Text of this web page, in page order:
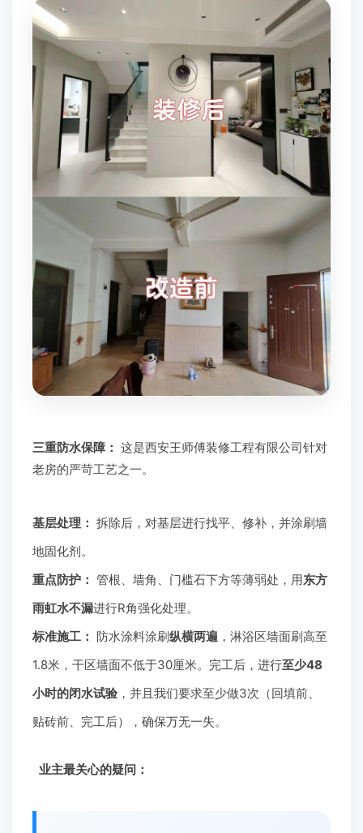
三重防水保障： 这是西安王师傅装修工程有限公司针对
老房的严苛工艺之一。
基层处理： 拆除后，对基层进行找平、修补，并涂刷墙
地固化剂。
重点防护： 管根、墙角、门槛石下方等薄弱处，用东方
雨虹水不漏进行R角强化处理。
标准施工： 防水涂料涂刷纵横两遍 ，淋浴区墙面刷高至
1.8米，干区墙面不低于30厘米。完工后，进行至少48
小时的闭水试验，并且我们要求至少做3次（回填前、
贴砖前、完工后），确保万无一失。
业主最关心的疑问：